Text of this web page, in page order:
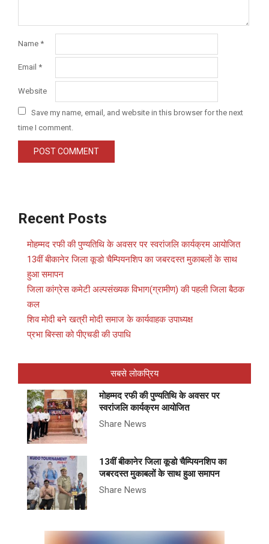
Name *
Email *
Website
Save my name, email, and website in this browser for the next
time I comment.
Recent Posts
मोहम्मद रफी की पुण्यतिथि के अवसर पर स्वरांजलि कार्यक्रम आयोजित
13वीं बीकानेर जिला कूडो चैम्पियनशिप का जबरदस्त मुकाबलों के साथ
हुआ समापन
जिला कांग्रेस कमेटी अल्पसंख्यक विभाग(ग्रामीण) की पहली जिला बैठक
कल
शिव मोदी बने खत्री मोदी समाज के कार्यवाहक उपाध्यक्ष
प्रभा बिस्सा को पीएचडी की उपाधि
सबसे लोकप्रिय
मोहम्मद रफी की पुण्यतिथि के अवसर पर
स्वरांजलि कार्यक्रम आयोजित
Share News
13वीं बीकानेर जिला कूडो चैम्पियनशिप का
जबरदस्त मुकाबलों के साथ हुआ समापन
Share News